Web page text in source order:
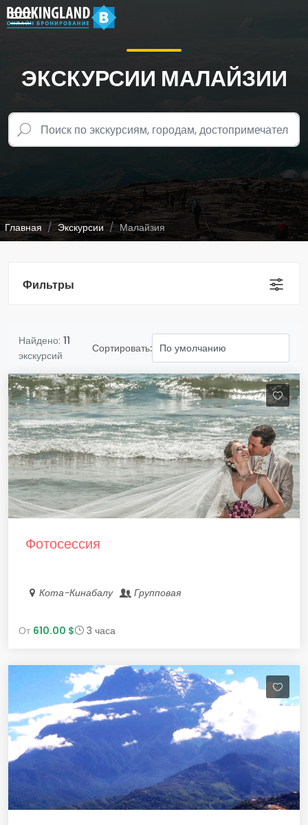
ЭКСКУРСИИ МАЛАЙЗИИ
Главная Экскурсии Малайзия
Фильтры
Найдено: 11
экскурсий
Сортировать:
Фотосессия
Кота-Кинабалу Групповая
От 610.00 $ 3 часа